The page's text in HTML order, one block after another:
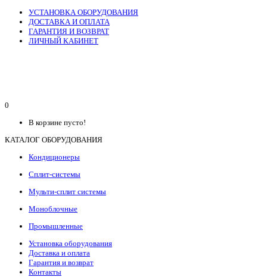
УСТАНОВКА ОБОРУДОВАНИЯ
ДОСТАВКА И ОПЛАТА
ГАРАНТИЯ И ВОЗВРАТ
ЛИЧНЫЙ КАБИНЕТ
0
В корзине пусто!
КАТАЛОГ ОБОРУДОВАНИЯ
Кондиционеры
Сплит-системы
Мульти-сплит системы
Моноблочные
Промышленные
Установка оборудования
Доставка и оплата
Гарантия и возврат
Контакты